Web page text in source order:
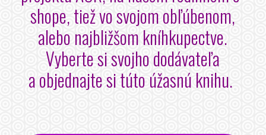
shope, tiež vo svojom obľúbenom,
alebo najbližšom kníhkupectve.
Vyberte si svojho dodávateľa
a objednajte si túto úžasnú knihu.